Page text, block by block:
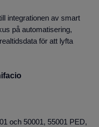
integrationen av smart
på automatisering,
för att lyfta
och 50001, 55001 PED,